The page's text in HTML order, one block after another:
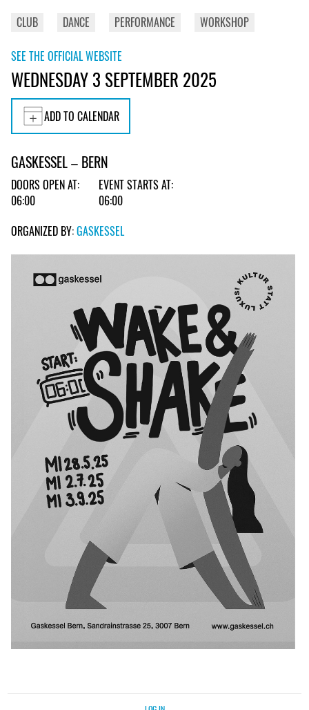
CLUB
DANCE PERFORMANCE WORKSHOP
SEE THE OFFICIAL WEBSITE
WEDNESDAY 3 SEPTEMBER 2025
ADD TO CALENDAR
GASKESSEL – BERN
DOORS OPEN AT:
06:00
EVENT STARTS AT:
06:00
ORGANIZED BY:GASKESSEL